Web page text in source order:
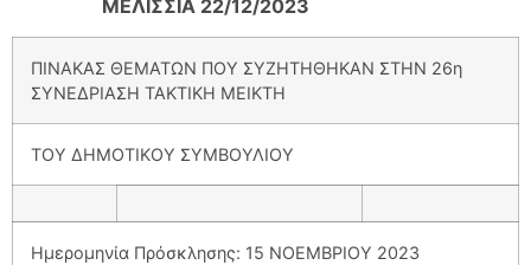
ΜΕΛΙΣΣΙΑ 22/12/2023
ΠΙΝΑΚΑΣ ΘΕΜΑΤΩΝ ΠΟΥ ΣΥΖΗΤΗΘΗΚΑΝ ΣΤΗΝ 26η
ΣΥΝΕΔΡΙΑΣΗ ΤΑΚΤΙΚΗ ΜΕΙΚΤΗ
ΤΟΥ ΔΗΜΟΤΙΚΟΥ ΣΥΜΒΟΥΛΙΟΥ
Ημερομηνία Πρόσκλησης: 15 ΝΟΕΜΒΡΙΟΥ 2023